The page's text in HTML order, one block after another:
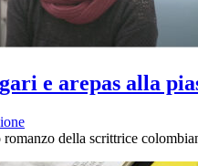
e arepas alla
della scrittrice